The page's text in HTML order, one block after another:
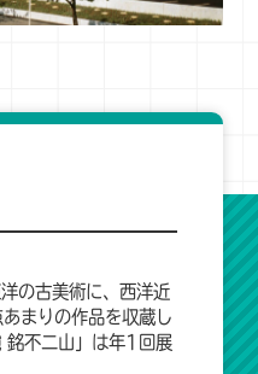
の古美術に、西洋近
まりの作品を収蔵し
銘不二山」は年1回展